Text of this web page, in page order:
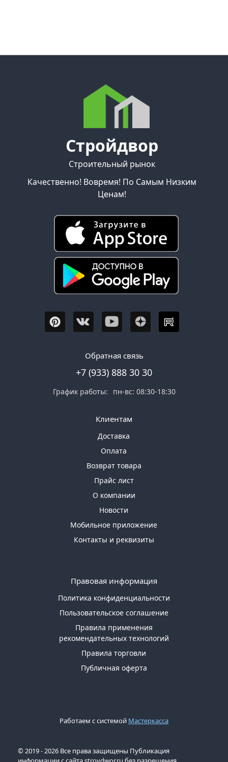
Стройдвор
Строительный рынок
Качественно! Вовремя! По Самым Низким
Ценам!
Обратная связь
+7 (933) 888 30 30
График работы: пн-вс: 08:30-18:30
Клиентам
Доставка
Оплата
Возврат товара
Прайс лист
О компании
Новости
Мобильное приложение
Контакты и реквизиты
Правовая информация
Политика конфиденциальности
Пользовательское соглашение
Правила применения
рекомендательных технологий
Правила торговли
Публичная оферта
Работаем с системой Мастеркасса
© 2019 - 2026 Все права защищены Публикация